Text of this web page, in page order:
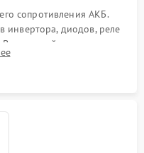
сопротивления АКБ.
инвертора, диодов, реле
поиск вздутых
печатной плате.